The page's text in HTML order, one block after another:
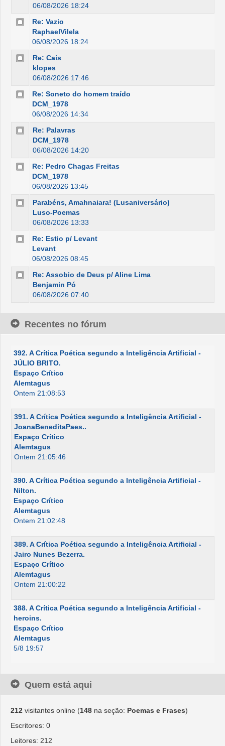
06/08/2026 18:24
Re: Vazio
RaphaelVilela
06/08/2026 18:24
Re: Cais
klopes
06/08/2026 17:46
Re: Soneto do homem traído
DCM_1978
06/08/2026 14:34
Re: Palavras
DCM_1978
06/08/2026 14:20
Re: Pedro Chagas Freitas
DCM_1978
06/08/2026 13:45
Parabéns, Amahnaiara! (Lusaniversário)
Luso-Poemas
06/08/2026 13:33
Re: Estio p/ Levant
Levant
06/08/2026 08:45
Re: Assobio de Deus p/ Aline Lima
Benjamin Pó
06/08/2026 07:40
Recentes no fórum
392. A Crítica Poética segundo a Inteligência Artificial -
JÚLIO BRITO.
Espaço Crítico
Alemtagus
Ontem 21:08:53
391. A Crítica Poética segundo a Inteligência Artificial -
JoanaBeneditaPaes..
Espaço Crítico
Alemtagus
Ontem 21:05:46
390. A Crítica Poética segundo a Inteligência Artificial -
Nilton.
Espaço Crítico
Alemtagus
Ontem 21:02:48
389. A Crítica Poética segundo a Inteligência Artificial -
Jairo Nunes Bezerra.
Espaço Crítico
Alemtagus
Ontem 21:00:22
388. A Crítica Poética segundo a Inteligência Artificial -
heroins.
Espaço Crítico
Alemtagus
5/8 19:57
Quem está aqui
212 visitantes online (148 na seção: Poemas e Frases)
Escritores: 0
Leitores: 212